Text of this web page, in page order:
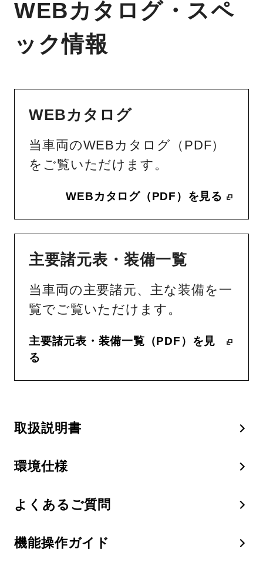
WEBカタログ・スペ
ック情報
WEBカタログ
当車両のWEBカタログ（PDF）
をご覧いただけます。
WEBカタログ（PDF）を見る
主要諸元表・装備一覧
当車両の主要諸元、主な装備を一
覧でご覧いただけます。
主要諸元表・装備一覧（PDF）を見
る
取扱説明書
環境仕様
よくあるご質問
機能操作ガイド